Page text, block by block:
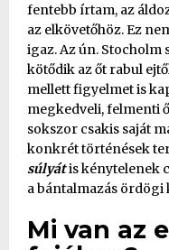
fentebb írtam, az
az elkövetőhöz. Ez
igaz. Az ún. Stocholm
kötődik az őt rabul
mellett figyelmet is
megkedveli, felmenti
sokszor csakis saját
konkrét történések
súlyátis kénytelenek
a bántalmazás ördögi
Mi van az